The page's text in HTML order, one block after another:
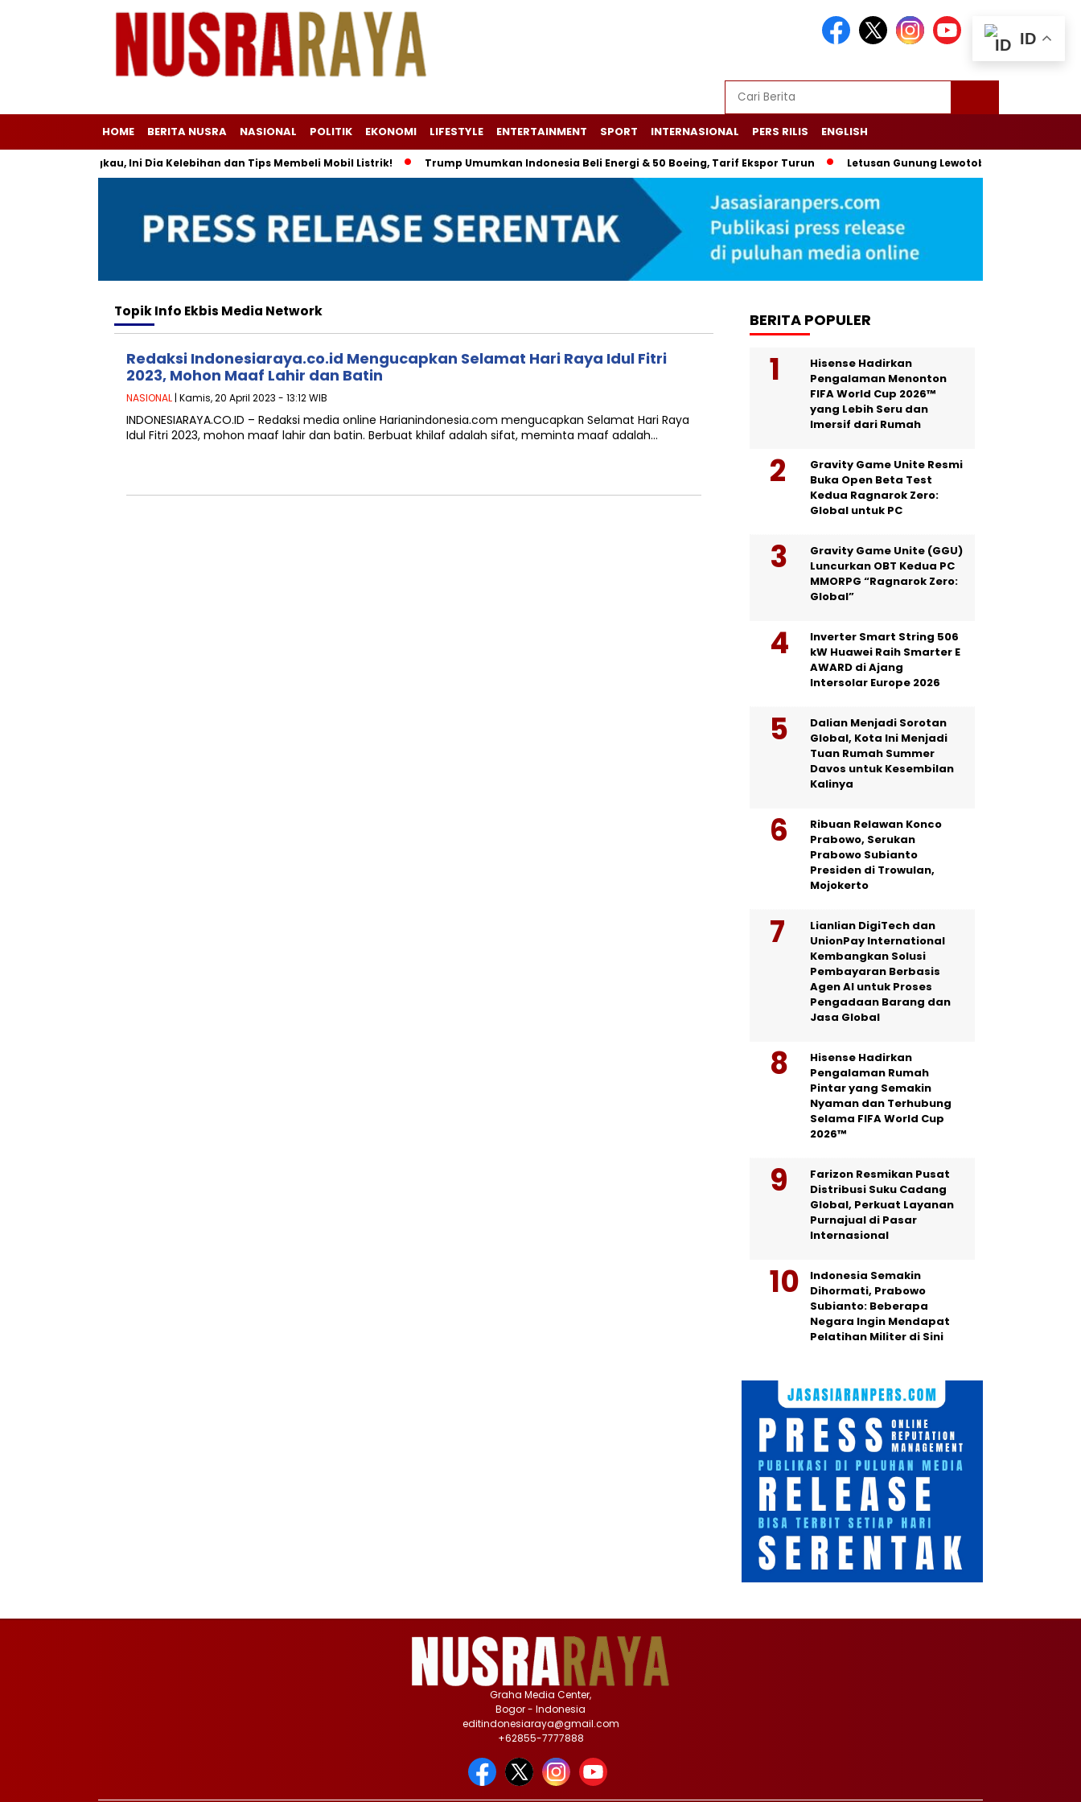
HOME BERITA NUSRA NASIONAL POLITIK EKONOMI LIFESTYLE ENTERTAINMENT SPORT INTERNASIONAL PERS RILIS ENGLISH
Terjangkau, Ini Dia Kelebihan dan Tips Membeli Mobil Listrik! Trump Umumkan Indonesia Beli Energi & 50 Boeing, Tarif Ekspor Turun Letusan Gunung Lewotobi Picu Hujan Abu dan
TopikInfo Ekbis Media Network
Redaksi Indonesiaraya.co.id Mengucapkan Selamat Hari Raya Idul Fitri
2023, Mohon Maaf Lahir dan Batin
NASIONAL | Kamis, 20 April 2023 - 13:12 WIB
INDONESIARAYA.CO.ID – Redaksi media online Harianindonesia.com mengucapkan Selamat Hari Raya
Idul Fitri 2023, mohon maaf lahir dan batin. Berbuat khilaf adalah sifat, meminta maaf adalah…
BERITA POPULER
Hisense Hadirkan
Pengalaman Menonton
FIFA World Cup 2026™
yang Lebih Seru dan
Imersif dari Rumah
Gravity Game Unite Resmi
Buka Open Beta Test
Kedua Ragnarok Zero:
Global untuk PC
Gravity Game Unite (GGU)
Luncurkan OBT Kedua PC
MMORPG “Ragnarok Zero:
Global”
Inverter Smart String 506
kW Huawei Raih Smarter E
AWARD di Ajang
Intersolar Europe 2026
Dalian Menjadi Sorotan
Global, Kota Ini Menjadi
Tuan Rumah Summer
Davos untuk Kesembilan
Kalinya
Ribuan Relawan Konco
Prabowo, Serukan
Prabowo Subianto
Presiden di Trowulan,
Mojokerto
Lianlian DigiTech dan
UnionPay International
Kembangkan Solusi
Pembayaran Berbasis
Agen AI untuk Proses
Pengadaan Barang dan
Jasa Global
Hisense Hadirkan
Pengalaman Rumah
Pintar yang Semakin
Nyaman dan Terhubung
Selama FIFA World Cup
2026™
Farizon Resmikan Pusat
Distribusi Suku Cadang
Global, Perkuat Layanan
Purnajual di Pasar
Internasional
Indonesia Semakin
Dihormati, Prabowo
Subianto: Beberapa
Negara Ingin Mendapat
Pelatihan Militer di Sini
ID
Graha Media Center,
Bogor - Indonesia
editindonesiaraya@gmail.com
+62855-7777888